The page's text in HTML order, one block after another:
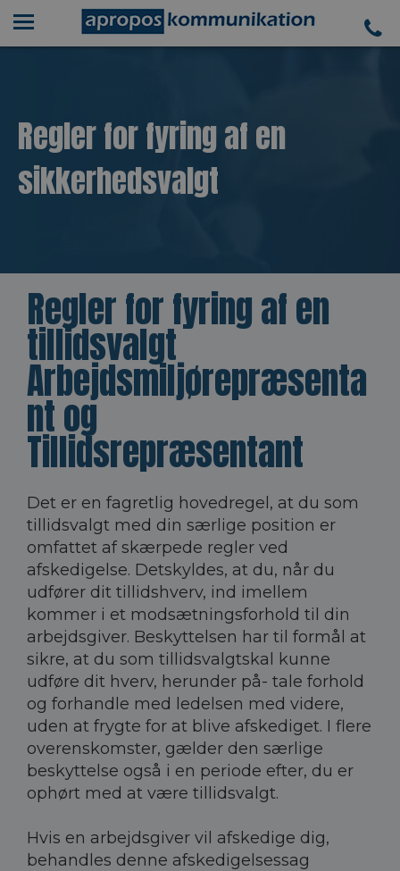
Regler for fyring af en
sikkerhedsvalgt
Regler for fyring af en
tillidsvalgt
Arbejdsmiljørepræsenta
nt og
Tillidsrepræsentant
Det er en fagretlig hovedregel, at du som
tillidsvalgt med din særlige position er
omfattet af skærpede regler ved
afskedigelse. Detskyldes, at du, når du
udfører dit tillidshverv, ind imellem
kommer i et modsætningsforhold til din
arbejdsgiver. Beskyttelsen har til formål at
sikre, at du som tillidsvalgtskal kunne
udføre dit hverv, herunder på- tale forhold
og forhandle med ledelsen med videre,
uden at frygte for at blive afskediget. I flere
overenskomster, gælder den særlige
beskyttelse også i en periode efter, du er
ophørt med at være tillidsvalgt.
Hvis en arbejdsgiver vil afskedige dig,
behandles denne afskedigelsessag